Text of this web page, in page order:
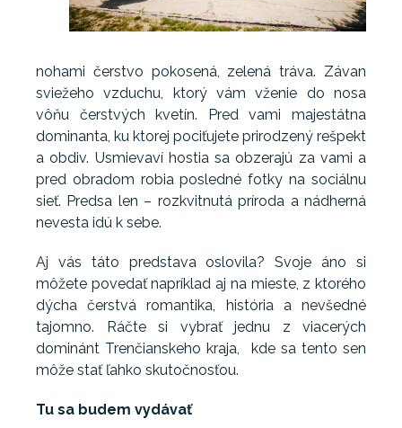
nohami čerstvo pokosená, zelená tráva. Závan
sviežeho vzduchu, ktorý vám vženie do nosa
vôňu čerstvých kvetín. Pred vami majestátna
dominanta, ku ktorej pociťujete prirodzený rešpekt
a obdiv. Usmievaví hostia sa obzerajú za vami a
pred obradom robia posledné fotky na sociálnu
sieť. Predsa len – rozkvitnutá príroda a nádherná
nevesta idú k sebe.
Aj vás táto predstava oslovila? Svoje áno si
môžete povedať napríklad aj na mieste, z ktorého
dýcha čerstvá romantika, história a nevšedné
tajomno. Ráčte si vybrať jednu z viacerých
dominánt Trenčianskeho kraja, kde sa tento sen
môže stať ľahko skutočnosťou.
Tu sa budem vydávať